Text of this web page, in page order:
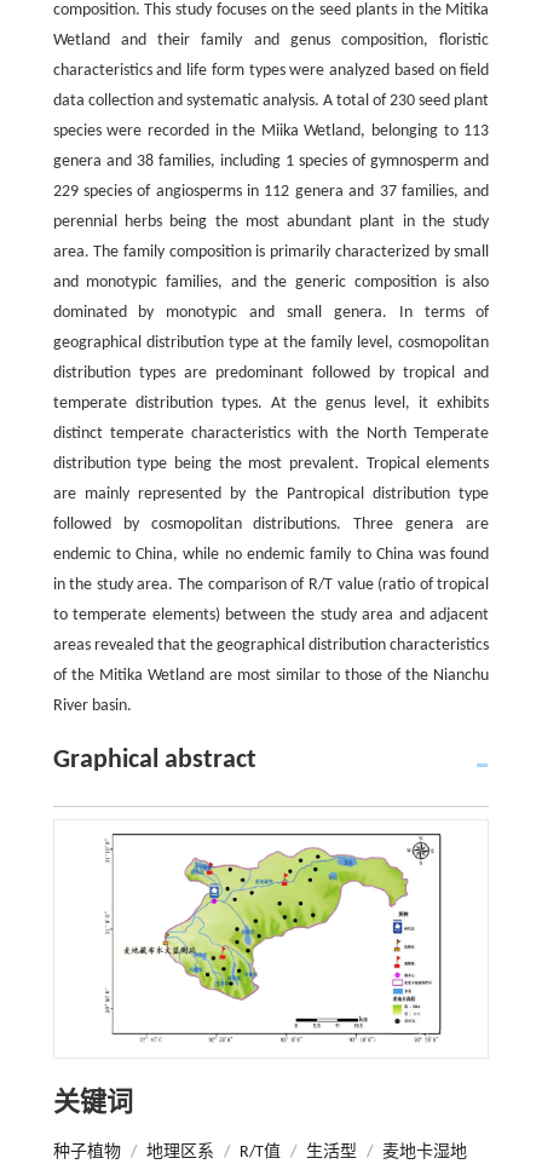
composition. This study focuses on the seed plants in the Mitika
Wetland and their family and genus composition, floristic
characteristics and life form types were analyzed based on field
data collection and systematic analysis. A total of 230 seed plant
species were recorded in the Miika Wetland, belonging to 113
genera and 38 families, including 1 species of gymnosperm and
229 species of angiosperms in 112 genera and 37 families, and
perennial herbs being the most abundant plant in the study
area. The family composition is primarily characterized by small
and monotypic families, and the generic composition is also
dominated by monotypic and small genera. In terms of
geographical distribution type at the family level, cosmopolitan
distribution types are predominant followed by tropical and
temperate distribution types. At the genus level, it exhibits
distinct temperate characteristics with the North Temperate
distribution type being the most prevalent. Tropical elements
are mainly represented by the Pantropical distribution type
followed by cosmopolitan distributions. Three genera are
endemic to China, while no endemic family to China was found
in the study area. The comparison of R/T value (ratio of tropical
to temperate elements) between the study area and adjacent
areas​ revealed that the geographical distribution characteristics
of the Mitika Wetland are most similar to those of the Nianchu
River basin.
Graphical abstract
关键词
种子植物 / 地理区系 / R/T值 / 生活型 / 麦地卡湿地